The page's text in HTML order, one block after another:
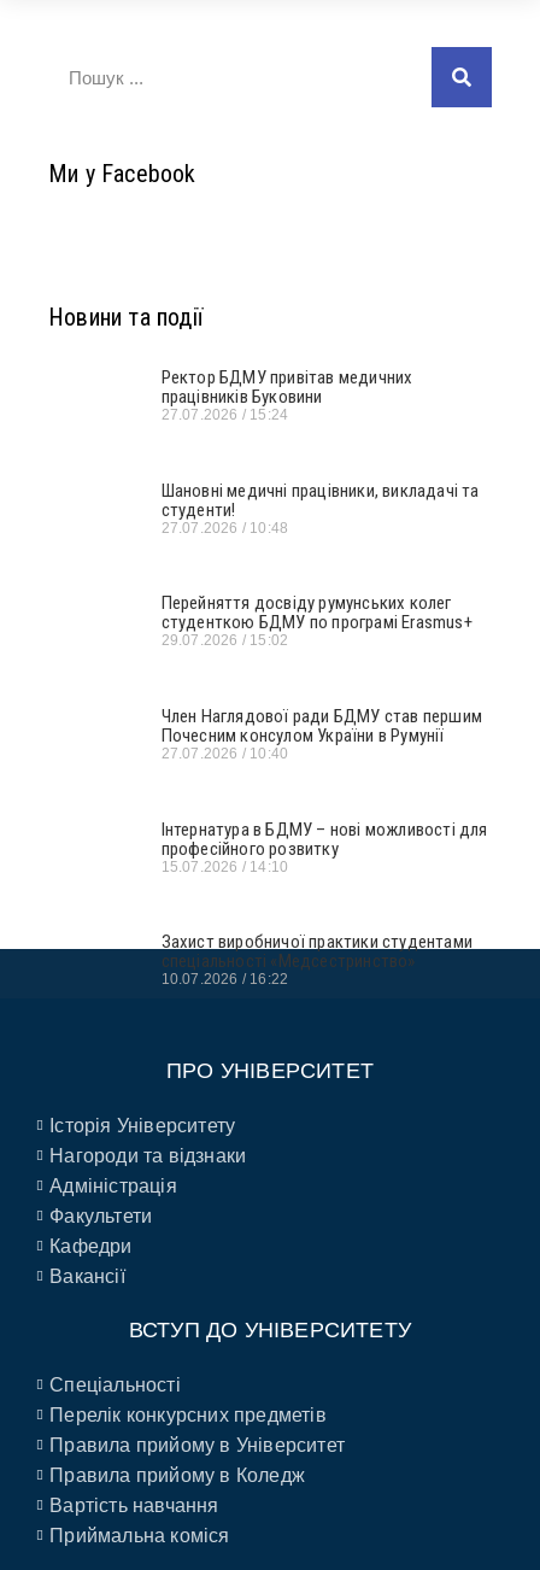
Ми у Facebook
Новини та події
Ректор БДМУ привітав медичних
працівників Буковини
27.07.2026 15:24
Шановні медичні працівники, викладачі та
студенти!
27.07.2026 10:48
Перейняття досвіду румунських колег
студенткою БДМУ по програмі Erasmus+
29.07.2026 15:02
Член Наглядової ради БДМУ став першим
Почесним консулом України в Румунії
27.07.2026 10:40
Інтернатура в БДМУ – нові можливості для
професійного розвитку
15.07.2026 14:10
Захист виробничої практики студентами
спеціальності «Медсестринство»
10.07.2026 16:22
ПРО УНІВЕРСИТЕТ
Історія Університету
Нагороди та відзнаки
Адміністрація
Факультети
Кафедри
Вакансії
ВСТУП ДО УНІВЕРСИТЕТУ
Спеціальності
Перелік конкурсних предметів
Правила прийому в Університет
Правила прийому в Коледж
Вартість навчання
Приймальна коміся